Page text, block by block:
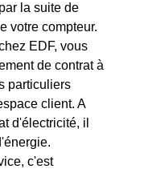
la suite de
votre compteur.
EDF, vous
de contrat à
particuliers
client. A
d'électricité, il
c'est